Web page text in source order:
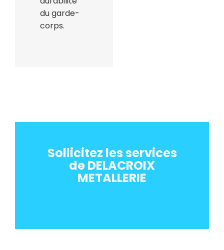
du garde-
corps.
Sollicitez les services
de DELACROIX
METALLERIE